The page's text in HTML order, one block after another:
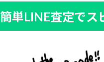
簡単LINE査定でス